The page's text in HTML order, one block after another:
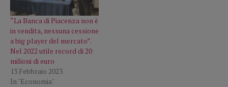
“La Banca di Piacenza non è
in vendita, nessuna cessione
a big player del mercato”.
Nel 2022 utile record di 20
milioni di euro
13 Febbraio 2023
In "Economia"